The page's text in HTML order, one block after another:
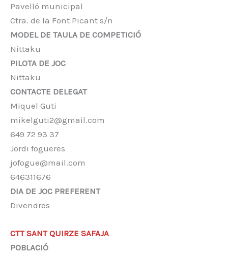
Pavelló municipal
Ctra. de la Font Picant s/n
MODEL DE TAULA DE COMPETICIÓ
Nittaku
PILOTA DE JOC
Nittaku
CONTACTE DELEGAT
Miquel Guti
mikelguti2@gmail.com
649 72 93 37
Jordi fogueres
jofogue@mail.com
646311676
DIA DE JOC PREFERENT
Divendres
CTT SANT QUIRZE SAFAJA
POBLACIÓ